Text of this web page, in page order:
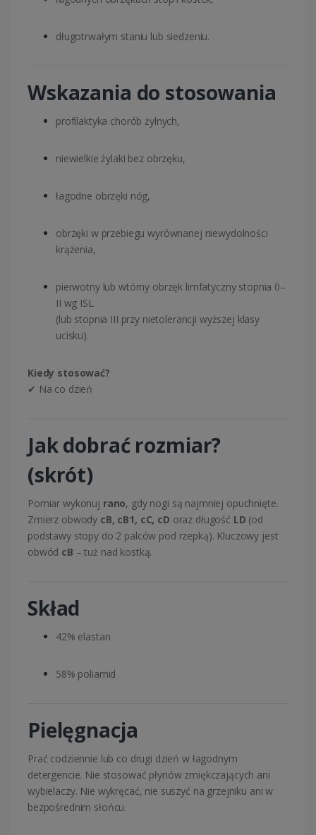
długotrwałym staniu lub siedzeniu.
Wskazania do stosowania
profilaktyka chorób żylnych,
niewielkie żylaki bez obrzęku,
łagodne obrzęki nóg,
obrzęki w przebiegu wyrównanej niewydolności
krążenia,
pierwotny lub wtórny obrzęk limfatyczny stopnia 0–
II wg ISL
(lub stopnia III przy nietolerancji wyższej klasy
ucisku).
Kiedy stosować?
✔ Na co dzień
Jak dobrać rozmiar?
(skrót)
Pomiar wykonuj rano, gdy nogi są najmniej opuchnięte.
Zmierz obwody cB, cB1, cC, cD oraz długość LD (od
podstawy stopy do 2 palców pod rzepką). Kluczowy jest
obwód cB – tuż nad kostką.
Skład
42% elastan
58% poliamid
Pielęgnacja
Prać codziennie lub co drugi dzień w łagodnym
detergencie. Nie stosować płynów zmiękczających ani
wybielaczy. Nie wykręcać, nie suszyć na grzejniku ani w
bezpośrednim słońcu.